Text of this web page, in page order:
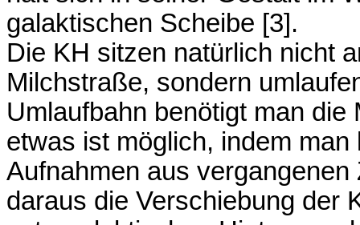
galaktischen Scheibe [3].
Die KH sitzen natürlich nicht
Milchstraße, sondern
Umlaufbahn benötigt man
etwas ist möglich, indem
Aufnahmen aus
daraus die Verschiebung der